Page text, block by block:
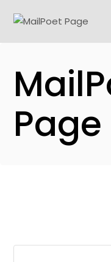
the
Page